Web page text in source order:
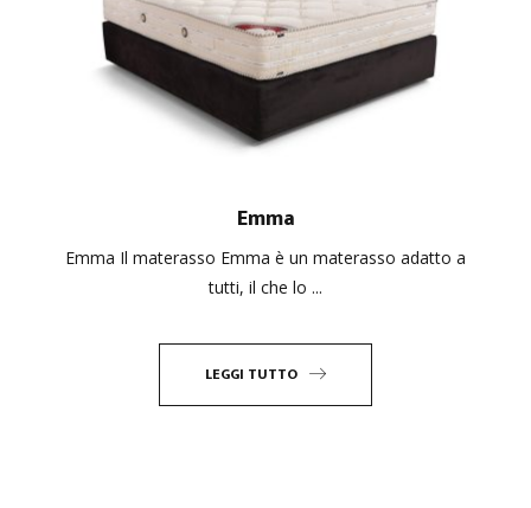
Emma
Emma Il materasso Emma è un materasso adatto a
tutti, il che lo ...
LEGGI TUTTO